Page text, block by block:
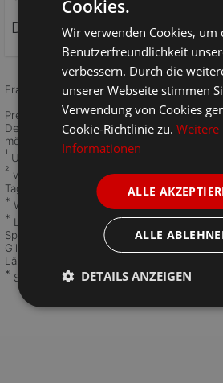
Die Kufen Füße in schwarz
Frage zum Produkt?Schreibe uns!
Preise inkl. 19 % MwSt, siehe
Deutschlands). DieRücksendung ist über
möglich.
¹ UVP: Unverbindliche Preisempfehlung
² vorher: Entspricht dem niedrigsten
Tage vor der Preisherabsetzung in
* Werktage: Montag bis Freitag
* Lieferzeit ab Versand: 1-2 Werktage
Spedition.
Gilt für Lieferungen nach Deutschland.
Länder und Informationen zur Berechnung
* Speditionsartikel: Speditionskosten siehe
Cookies.
Wir verwenden Cookies, um
Benutzerfreundlichkeit
verbessern. Durch die
unserer Webseite stimmen
Verwendung von Cookies
Cookie-Richtlinie zu.Weitere
Informationen
ALLE
ALLE
DETAILS ANZEIGEN